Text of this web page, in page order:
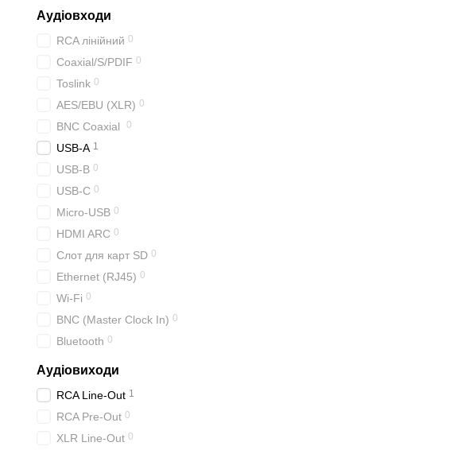
Аудіовходи
RCA лінійний 0
Coaxial/S/PDIF 0
Toslink 0
AES/EBU (XLR) 0
BNC Coaxial 0
USB-A 1
USB-B 0
USB-C 0
Micro-USB 0
HDMI ARC 0
Cлот для карт SD 0
Ethernet (RJ45) 0
Wi-Fi 0
BNC (Master Clock In) 0
Bluetooth 0
Аудіовиходи
RCA Line-Out 1
RCA Pre-Out 0
XLR Line-Out 0